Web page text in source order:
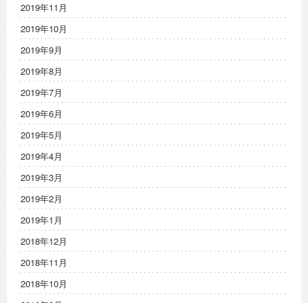
2019年11月
2019年10月
2019年9月
2019年8月
2019年7月
2019年6月
2019年5月
2019年4月
2019年3月
2019年2月
2019年1月
2018年12月
2018年11月
2018年10月